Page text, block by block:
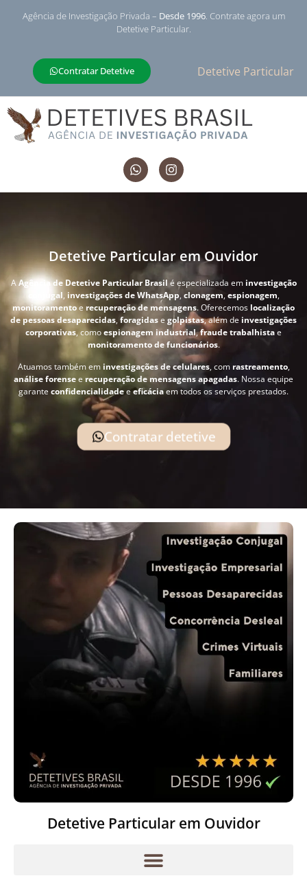
Agência de Investigação Privada – Desde 1996. Contrate agora um
Detetive Particular.
Contratar Detetive Detetive Particular
Detetive Particular em Ouvidor
AAgência de Detetive Particular Brasil é especializada em investigação
conjugal, investigações de WhatsApp, clonagem,espionagem,
monitoramentoe recuperação de mensagens. Oferecemos localização
de pessoas desaparecidas, foragidase golpistas, além de investigações
corporativas, comoespionagem industrial,fraude trabalhistae
monitoramento de funcionários.
Atuamos também em investigações de celulares, com rastreamento,
análise forensee recuperação de mensagens apagadas. Nossa equipe
garante confidencialidadeeeficáciaem todos os serviços prestados.
Contratar detetive
Detetive Particular em Ouvidor